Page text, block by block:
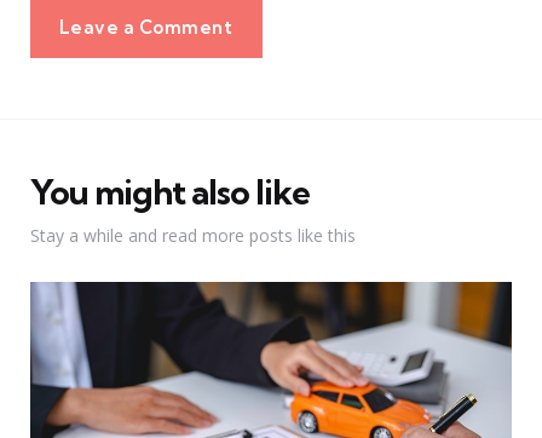
Leave a Comment
You might also like
Stay a while and read more posts like this